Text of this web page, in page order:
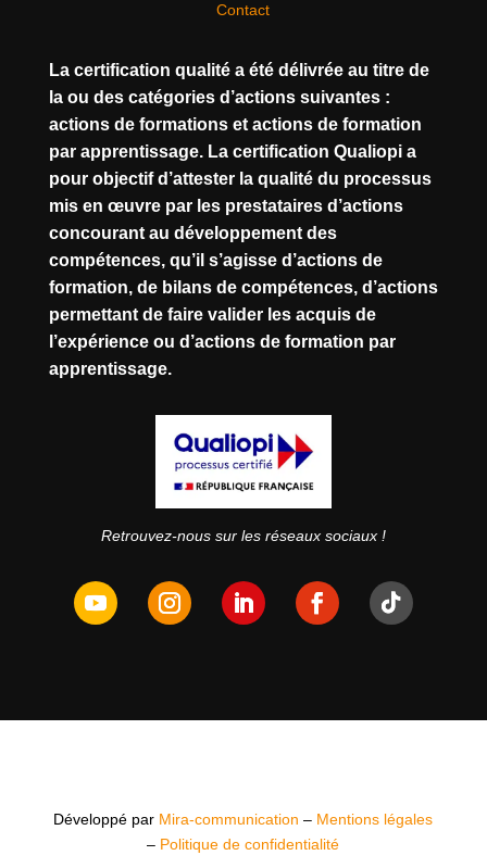
Contact
La certification qualité a été délivrée au titre de
la ou des catégories d’actions suivantes :
actions de formations et actions de formation
par apprentissage. La certification Qualiopi a
pour objectif d’attester la qualité du processus
mis en œuvre par les prestataires d’actions
concourant au développement des
compétences, qu’il s’agisse d’actions de
formation, de bilans de compétences, d’actions
permettant de faire valider les acquis de
l’expérience ou d’actions de formation par
apprentissage.
Retrouvez-nous sur les réseaux sociaux !
Développé par Mira-communication – Mentions légales
– Politique de confidentialité